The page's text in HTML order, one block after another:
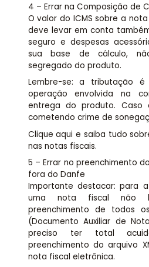
4 – Errar na Composição de
O valor do ICMS sobre a
deve levar em conta
seguro e despesas
sua base de cálculo,
segregado do produto.
Lembre-se: a tributação
operação envolvida na
entrega do produto. Caso
cometendo crime de
Clique aqui e saiba tudo
nas notas fiscais.
5 – Errar no preenchimento
fora do Danfe
Importante destacar: para
uma nota fiscal não
preenchimento de todos
(Documento Auxiliar de
preciso ter total
preenchimento do arquivo
nota fiscal eletrônica.